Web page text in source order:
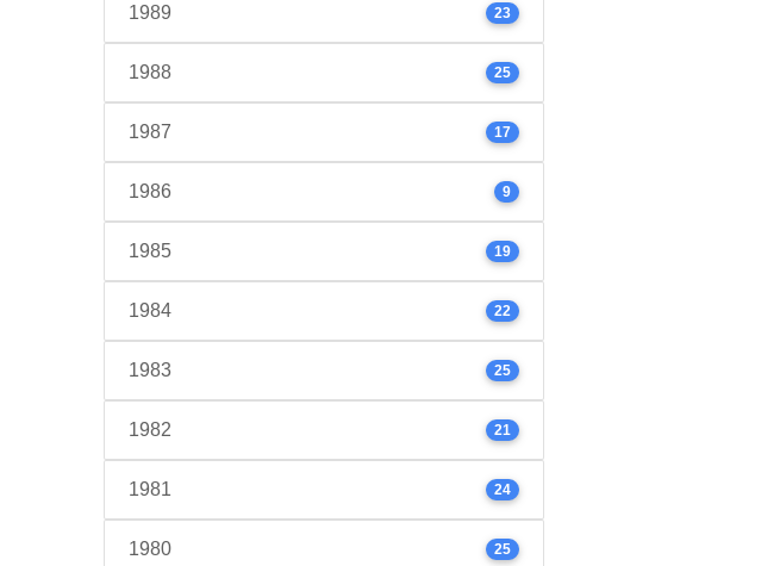
1989 23
1988 25
1987 17
1986 9
1985 19
1984 22
1983 25
1982 21
1981 24
1980 25